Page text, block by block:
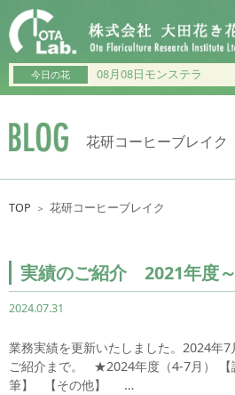
今日の花 08月08日モンステラ
花研コーヒーブレイク
TOP ＞ 花研コーヒーブレイク
実績のご紹介 2021年度
2024.07.31
業務実績を更新いたしました。2024年7
ご紹介まで。 ★2024年度（4-7月）
筆】 【その他】 …